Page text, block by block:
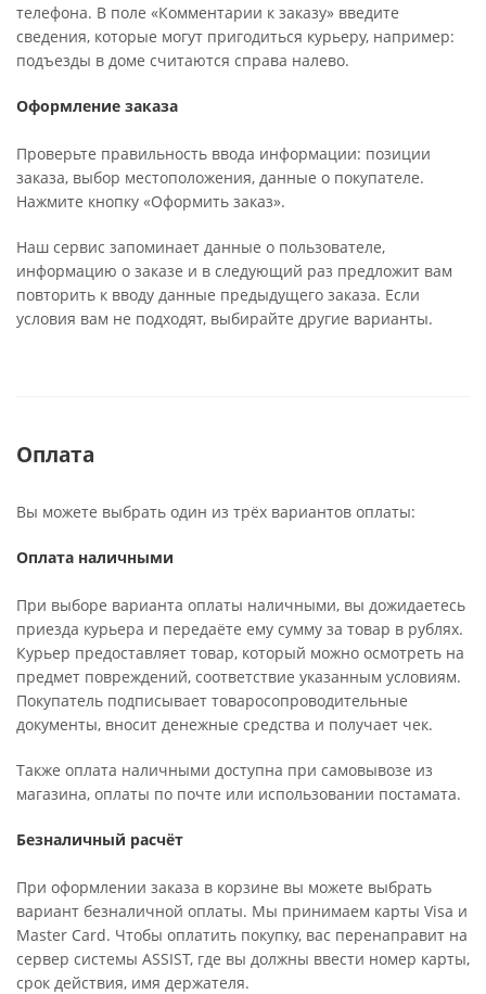
телефона. В поле «Комментарии к заказу» введите
сведения, которые могут пригодиться курьеру, например:
подъезды в доме считаются справа налево.
Оформление заказа
Проверьте правильность ввода информации: позиции
заказа, выбор местоположения, данные о покупателе.
Нажмите кнопку «Оформить заказ».
Наш сервис запоминает данные о пользователе,
информацию о заказе и в следующий раз предложит вам
повторить к вводу данные предыдущего заказа. Если
условия вам не подходят, выбирайте другие варианты.
Оплата
Вы можете выбрать один из трёх вариантов оплаты:
Оплата наличными
При выборе варианта оплаты наличными, вы дожидаетесь
приезда курьера и передаёте ему сумму за товар в рублях.
Курьер предоставляет товар, который можно осмотреть на
предмет повреждений, соответствие указанным условиям.
Покупатель подписывает товаросопроводительные
документы, вносит денежные средства и получает чек.
Также оплата наличными доступна при самовывозе из
магазина, оплаты по почте или использовании постамата.
Безналичный расчёт
При оформлении заказа в корзине вы можете выбрать
вариант безналичной оплаты. Мы принимаем карты Visa и
Master Card. Чтобы оплатить покупку, вас перенаправит на
сервер системы ASSIST, где вы должны ввести номер карты,
срок действия, имя держателя.